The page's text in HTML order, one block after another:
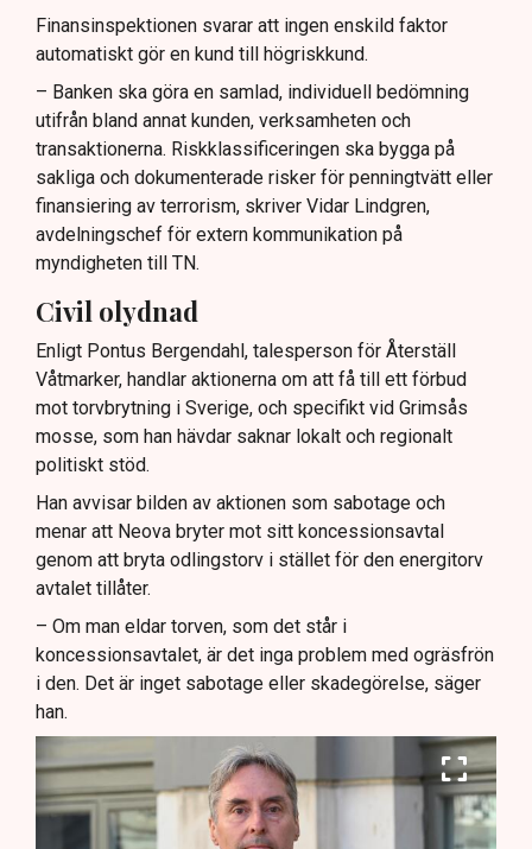
Finansinspektionen svarar att ingen enskild faktor
automatiskt gör en kund till högriskkund.
– Banken ska göra en samlad, individuell bedömning
utifrån bland annat kunden, verksamheten och
transaktionerna. Riskklassificeringen ska bygga på
sakliga och dokumenterade risker för penningtvätt eller
finansiering av terrorism, skriver Vidar Lindgren,
avdelningschef för extern kommunikation på
myndigheten till TN.
Civil olydnad
Enligt Pontus Bergendahl, talesperson för Återställ
Våtmarker, handlar aktionerna om att få till ett förbud
mot torvbrytning i Sverige, och specifikt vid Grimsås
mosse, som han hävdar saknar lokalt och regionalt
politiskt stöd.
Han avvisar bilden av aktionen som sabotage och
menar att Neova bryter mot sitt koncessionsavtal
genom att bryta odlingstorv i stället för den energitorv
avtalet tillåter.
– Om man eldar torven, som det står i
koncessionsavtalet, är det inga problem med ogräsfrön
i den. Det är inget sabotage eller skadegörelse, säger
han.